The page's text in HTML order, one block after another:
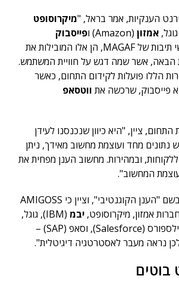
מיקרוסופט
אמזון (Amazon) ו
פייסבוק
(Facebook) – ראשי תיבות של MAGAF, הן אלו המובילות את
הבאה, אשר שמה דגש על חוויית המשתמש.
הללו פועלות לקידום התחום, כאשר
פייסבוק, שרכשה את ווטסאפ
ציין, "היא כיוון שנכנסנו לעידן
נתונים מחד ועוצמת מחשוב מאידך, ניתן
ובמהירות. מחשוב הענן מפחית את
המחשוב".
בראל כינה עידן זה בשם "הענן הקוגנטיבי", וציין כי AMIGOSS
אמזון, מיקרוסופט, יבמ
(IBM), גוגל,
אורקל (Oracle), סיילספורס (Salesforce), וסאפ (SAP) –
נראה מעבר לאסטרטגיה דיגיטלית".